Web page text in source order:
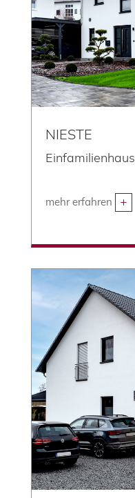
NIESTE
Einfamilienhaus
mehr erfahren